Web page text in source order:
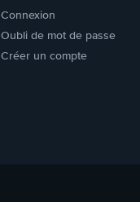
Connexion
Oubli de mot de passe
Créer un compte